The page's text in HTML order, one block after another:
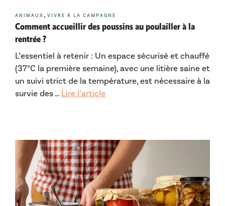
Comment accueillir des poussins au poulailler à la
rentrée ?
L’essentiel à retenir : Un espace sécurisé et chauffé
(37°C la première semaine), avec une litière saine et
un suivi strict de la température, est nécessaire à la
survie des … Lire l’article
Catégories
ANIMAUX , VIVRE À LA CAMPAGNE